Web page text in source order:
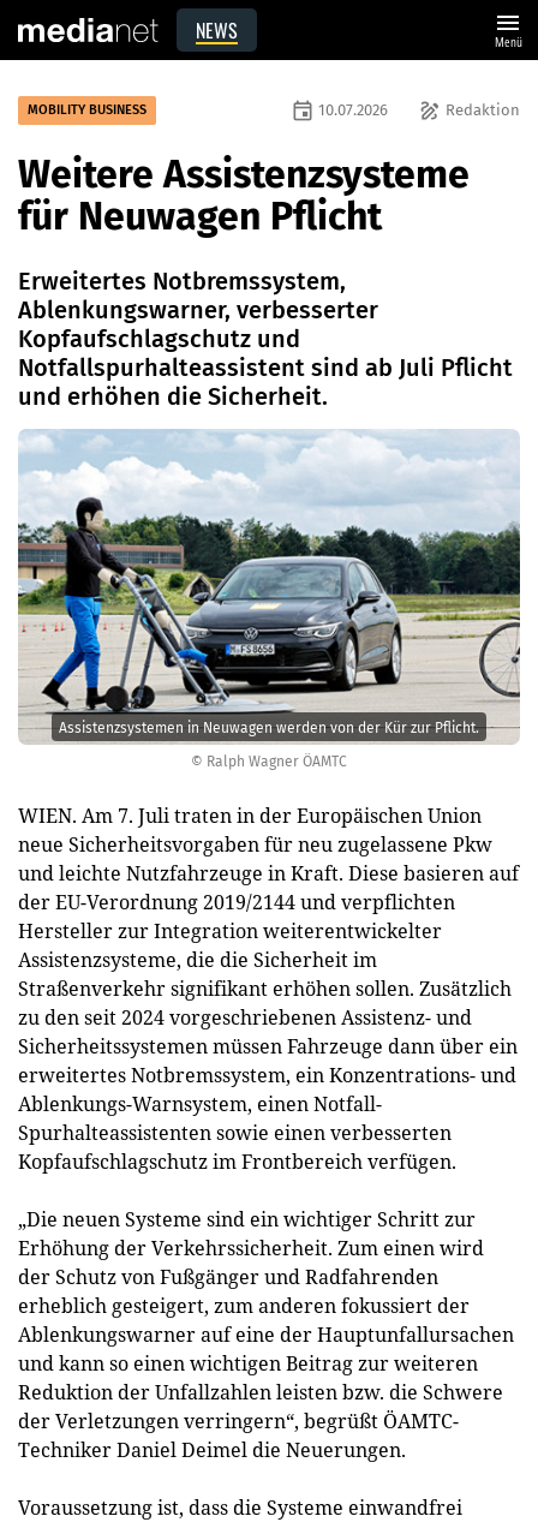
NEWS menu
Menü
© Ralph Wagner ÖAMTC
Assistenzsystemen in Neuwagen werden von der Kür zur Pflicht.
MOBILITY BUSINESS draw Redaktion
event 10.07.2026
Weitere Assistenzsysteme
für Neuwagen Pflicht
Erweitertes Notbremssystem,
Ablenkungswarner, verbesserter
Kopfaufschlagschutz und
Notfallspurhalteassistent sind ab Juli Pflicht
und erhöhen die Sicherheit.
WIEN. Am 7. Juli traten in der Europäischen Union
neue Sicherheitsvorgaben für neu zugelassene Pkw
und leichte Nutzfahrzeuge in Kraft. Diese basieren auf
der EU-Verordnung 2019/2144 und verpflichten
Hersteller zur Integration weiterentwickelter
Assistenzsysteme, die die Sicherheit im
Straßenverkehr signifikant erhöhen sollen. Zusätzlich
zu den seit 2024 vorgeschriebenen Assistenz- und
Sicherheitssystemen müssen Fahrzeuge dann über ein
erweitertes Notbremssystem, ein Konzentrations- und
Ablenkungs-Warnsystem, einen Notfall-
Spurhalteassistenten sowie einen verbesserten
Kopfaufschlagschutz im Frontbereich verfügen.
„Die neuen Systeme sind ein wichtiger Schritt zur
Erhöhung der Verkehrssicherheit. Zum einen wird
der Schutz von Fußgänger und Radfahrenden
erheblich gesteigert, zum anderen fokussiert der
Ablenkungswarner auf eine der Hauptunfallursachen
und kann so einen wichtigen Beitrag zur weiteren
Reduktion der Unfallzahlen leisten bzw. die Schwere
der Verletzungen verringern“, begrüßt ÖAMTC-
Techniker Daniel Deimel die Neuerungen.
Voraussetzung ist, dass die Systeme einwandfrei